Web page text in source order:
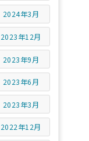
2024年3月
2023年12月
2023年9月
2023年6月
2023年3月
2022年12月